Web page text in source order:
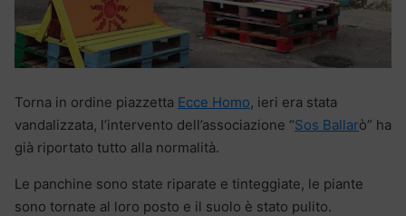
Torna in ordine piazzetta Ecce Homo, ieri era stata
vandalizzata, l’intervento dell’associazione “Sos Ballarò” ha
già riportato tutto alla normalità.
Le panchine sono state riparate e tinteggiate, le piante
sono tornate al loro posto e il suolo è stato pulito.